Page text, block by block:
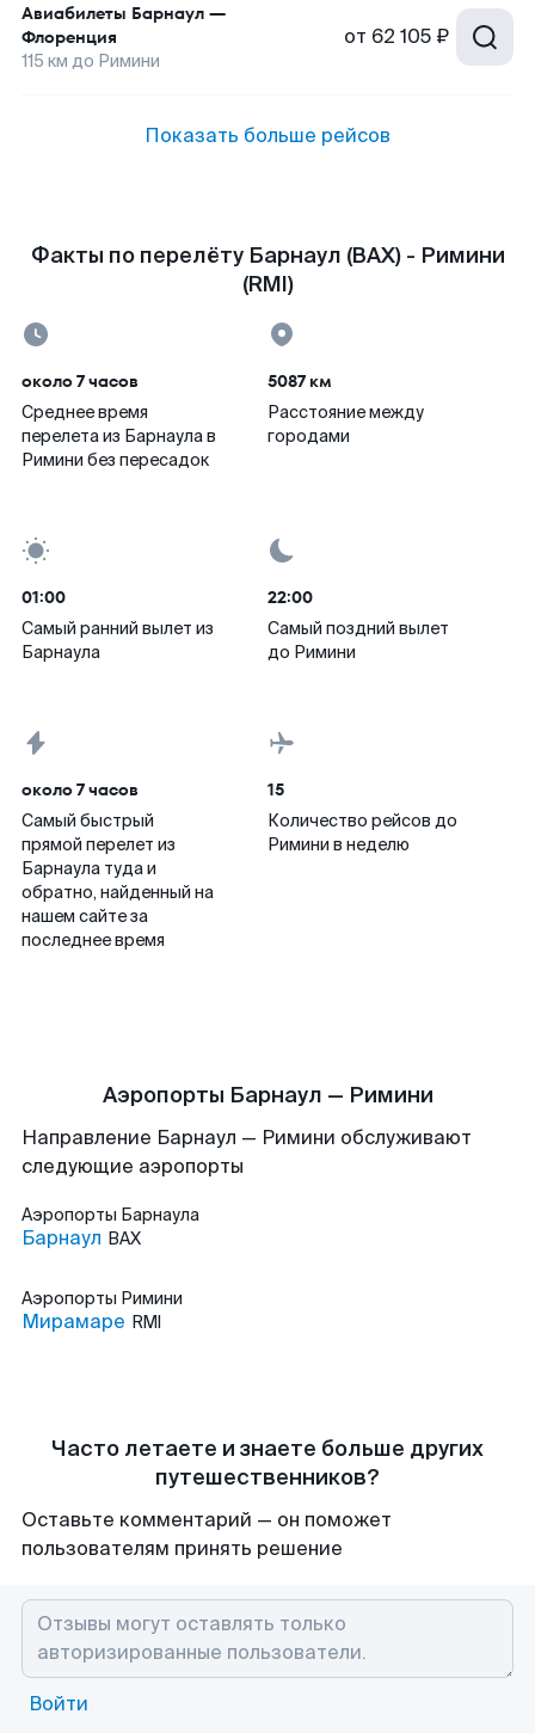
Авиабилеты Барнаул —
Флоренция
115 км до Римини
от 62 105 ₽
Показать больше рейсов
Факты по перелёту Барнаул (BAX) - Римини
(RMI)
около 7 часов
Среднее время
перелета из Барнаула в
Римини без пересадок
5087 км
Расстояние между
городами
01:00
Самый ранний вылет из
Барнаула
22:00
Самый поздний вылет
до Римини
около 7 часов
Самый быстрый
прямой перелет из
Барнаула туда и
обратно, найденный на
нашем сайте за
последнее время
15
Количество рейсов до
Римини в неделю
Аэропорты Барнаул — Римини
Направление Барнаул — Римини обслуживают
следующие аэропорты
Аэропорты Барнаула
Барнаул BAX
Аэропорты Римини
Мирамаре RMI
Часто летаете и знаете больше других
путешественников?
Оставьте комментарий — он поможет
пользователям принять решение
Войти